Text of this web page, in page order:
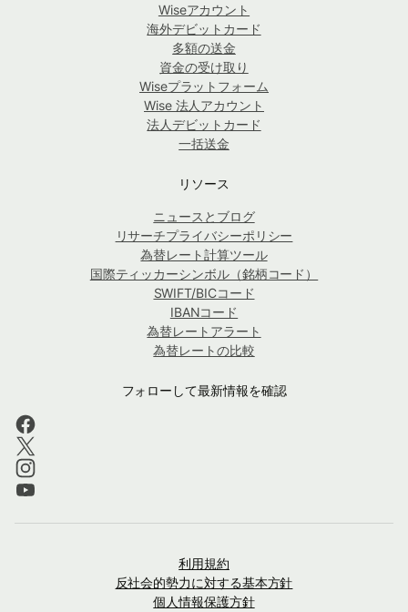
Wiseアカウント
海外デビットカード
多額の送金
資金の受け取り
Wiseプラットフォーム
Wise 法人アカウント
法人デビットカード
一括送金
リソース
ニュースとブログ
リサーチプライバシーポリシー
為替レート計算ツール
国際ティッカーシンボル（銘柄コード）
SWIFT/BICコード
IBANコード
為替レートアラート
為替レートの比較
フォローして最新情報を確認
利用規約
反社会的勢力に対する基本方針
個人情報保護方針